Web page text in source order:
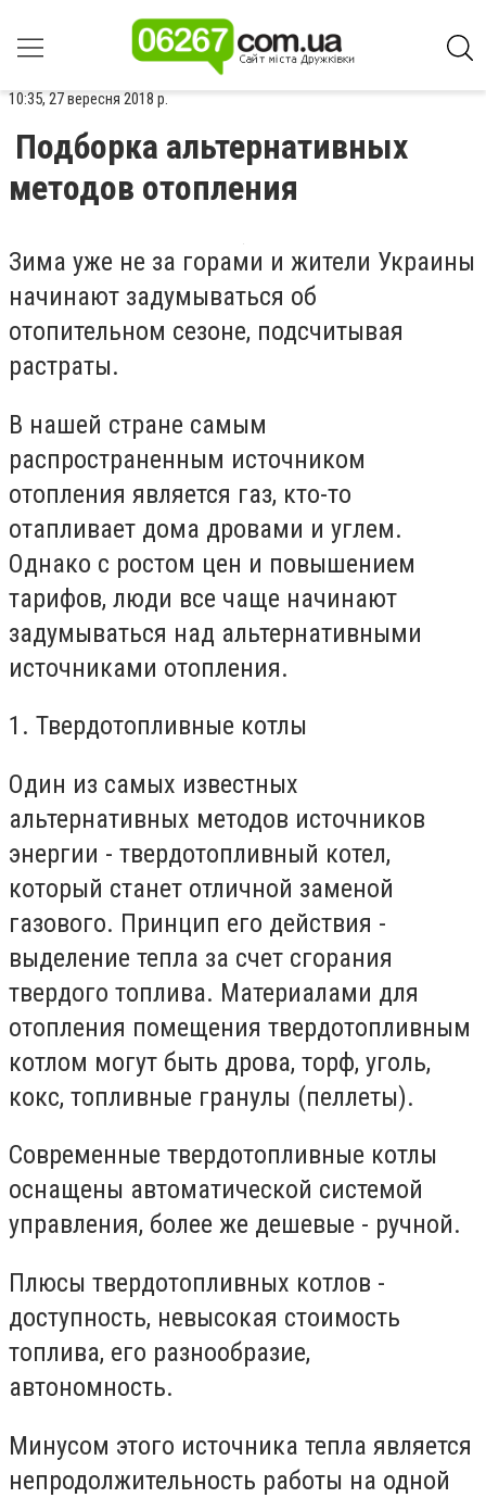
10:35, 27 вересня 2018 р.
Подборка альтернативных
методов отопления
Зима уже не за горами и жители Украины
начинают задумываться об
отопительном сезоне, подсчитывая
растраты.
В нашей стране самым
распространенным источником
отопления является газ, кто-то
отапливает дома дровами и углем.
Однако с ростом цен и повышением
тарифов, люди все чаще начинают
задумываться над альтернативными
источниками отопления.
1. Твердотопливные котлы
Один из самых известных
альтернативных методов источников
энергии - твердотопливный котел,
который станет отличной заменой
газового. Принцип его действия -
выделение тепла за счет сгорания
твердого топлива. Материалами для
отопления помещения твердотопливным
котлом могут быть дрова, торф, уголь,
кокс, топливные гранулы (пеллеты).
Современные твердотопливные котлы
оснащены автоматической системой
управления, более же дешевые - ручной.
Плюсы твердотопливных котлов -
доступность, невысокая стоимость
топлива, его разнообразие,
автономность.
Минусом этого источника тепла является
непродолжительность работы на одной